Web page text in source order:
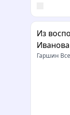
Из
Иванова
Гаршин